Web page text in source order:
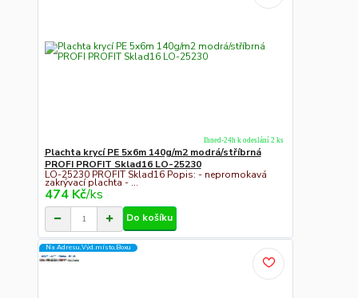
Plachta krycí PE 5x6m 140g/m2 modrá/stříbrná
PROFI PROFIT Sklad16 LO-25230
LO-25230 PROFIT Sklad16 Popis: - nepromokavá
zakrývací plachta - ...
474 Kč/ks
Ihned-24h k odeslání 2 ks
Do košíku
Na Adresu,Výd.místo,Boxu